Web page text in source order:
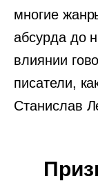
многие
абсурда до
влиянии
писатели,
Станислав